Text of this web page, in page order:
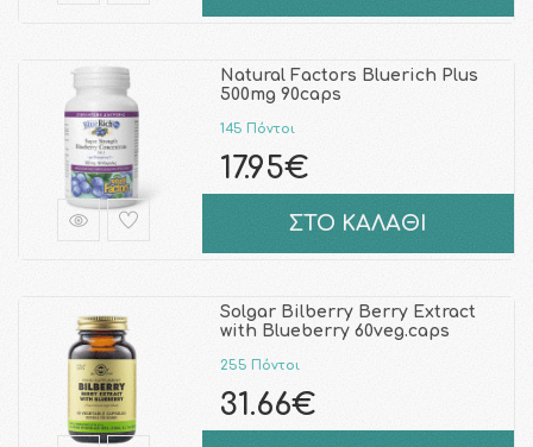
Natural Factors Bluerich Plus
500mg 90caps
145 Πόντοι
17.95€
ΣΤΟ ΚΑΛΑΘΙ
Solgar Bilberry Berry Extract
with Blueberry 60veg.caps
255 Πόντοι
31.66€